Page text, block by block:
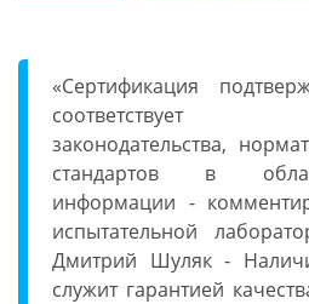
«Сертификация
соответствует
законодательства,
стандартов в
информации -
испытательной
Дмитрий Шуляк-
служит гарантией